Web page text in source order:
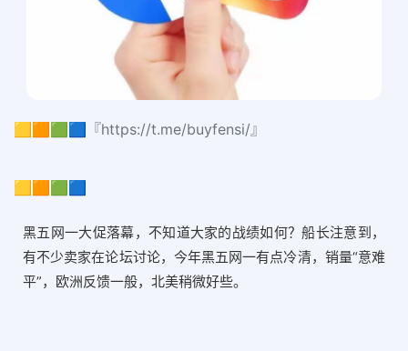
🟨🟧🟩🟦『https://t.me/buyfensi/』
🟨🟧🟩🟦
黑五网一大促落幕，不知道大家的战绩如何？船长注意到，
有不少卖家在论坛讨论，今年黑五网一有点冷清，销量“意难
平”，欧洲反馈一般，北美稍微好些。